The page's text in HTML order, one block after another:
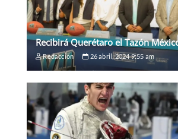
Recibirá Querétaro el Tazón
Redaccion 26 abril, 2024 9:55 am